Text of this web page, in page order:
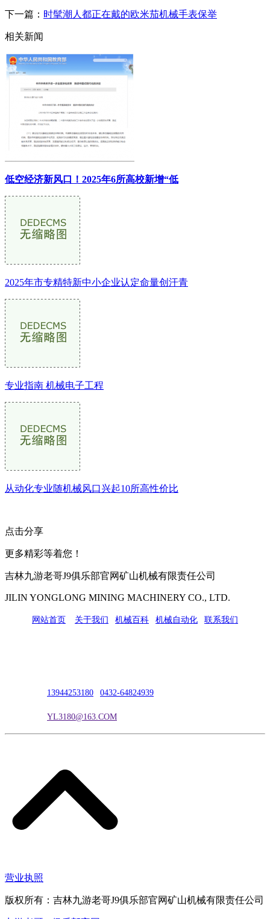
下一篇： 时髦潮人都正在戴的欧米茄机械手表保举
相关新闻
低空经济新风口！2025年6所高校新增“低
2025年市专精特新中小企业认定命量创汗青
专业指南 机械电子工程
从动化专业随机械风口兴起10所高性价比
点击分享
更多精彩等着您！
吉林九游老哥J9俱乐部官网矿山机械有限责任公司
JILIN YONGLONG MINING MACHINERY CO., LTD.
网站首页 关于我们 机械百科 机械自动化 联系我们
13944253180 0432-64824939
YL3180@163.COM
营业执照
版权所有：吉林九游老哥J9俱乐部官网矿山机械有限责任公司